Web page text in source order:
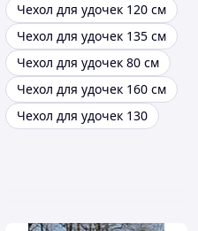
Чехол для удочек 120 см
Чехол для удочек 135 см
Чехол для удочек 80 см
Чехол для удочек 160 см
Чехол для удочек 130